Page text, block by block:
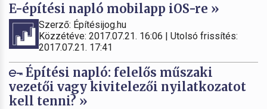
E-építési napló mobilapp iOS-re »
Szerző: Építésijog.hu
Közzétéve: 2017.07.21. 16:06 | Utolsó frissítés:
2017.07.21. 17:41
Építési napló: felelős műszaki
vezetői vagy kivitelezői nyilatkozatot
kell tenni? »